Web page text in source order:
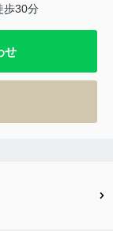
歩30分
せ